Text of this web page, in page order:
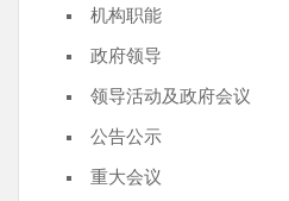
机构职能
政府领导
领导活动及政府会议
公告公示
重大会议